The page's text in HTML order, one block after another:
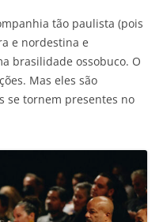
tão paulista (pois
e nordestina e
brasilidade ossobuco. O
Mas eles são
se tornem presentes no